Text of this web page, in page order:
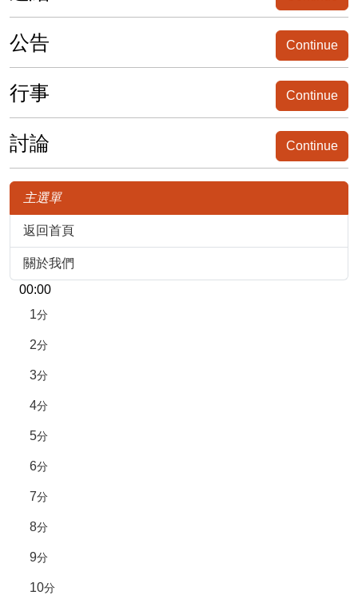
公告 Continue
行事 Continue
討論 Continue
主選單
返回首頁
關於我們
00:00
1分
2分
3分
4分
5分
6分
7分
8分
9分
10分